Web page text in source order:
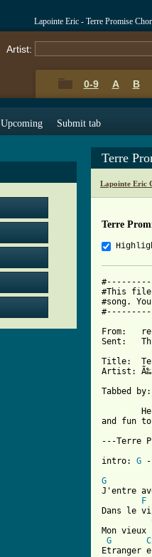
Lapointe Eric - Terre Promise
Artist:
0-9 A B
Upcoming Submit tab
Terre
Lapointe Eric
Terre
#This file
#song.
From:
Sent:
Title:
Artist:
Tabbed
and fun
---Terre
intro: G
G
J'entre
F
Dans le
Mon
G
Etranger